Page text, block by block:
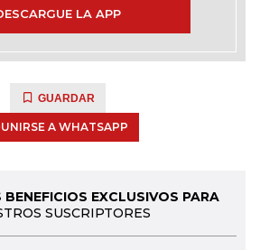
LA APP
GUARDAR
UNIRSE A WHATSAPP
EXCLUSIVOS PARA
SUSCRIPTORES